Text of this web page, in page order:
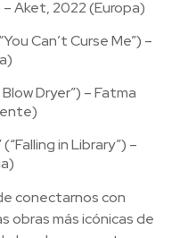
– Aket, 2022 (Europa)
Can’t Curse Me”) –
Dryer”) – Fatma
in Library”) –
conectarnos con
obras más icónicas de